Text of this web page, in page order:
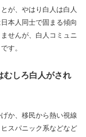
が、やはり白人は白人
本人同士で固まる傾向
せんが、白人コミュニ
す。
むしろ白人がされ
か、移民から熱い視線
スパニック系などなど